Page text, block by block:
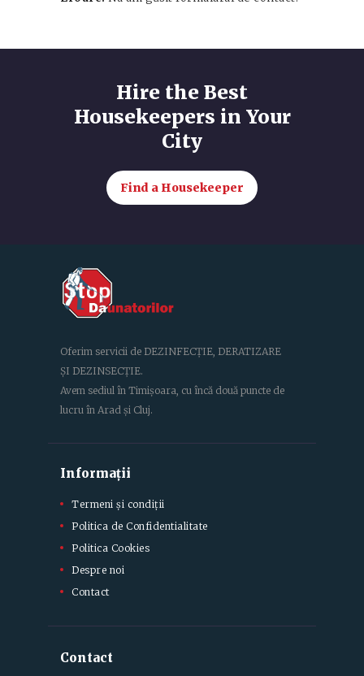
Hire the Best
Housekeepers in Your
City
Find a Housekeeper
Oferim servicii de DEZINFECȚIE, DERATIZARE
ȘI DEZINSECȚIE.
Avem sediul în Timișoara, cu încă două puncte de
lucru în Arad și Cluj.
Informații
Termeni și condiții
Politica de Confidentialitate
Politica Cookies
Despre noi
Contact
Contact